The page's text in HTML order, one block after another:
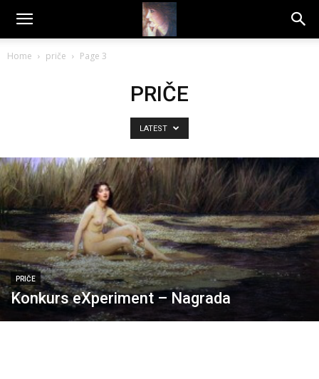
Dragana
Home priče Page 3
PRIČE
LATEST
PRIČE
Konkurs eXperiment – Nagrada